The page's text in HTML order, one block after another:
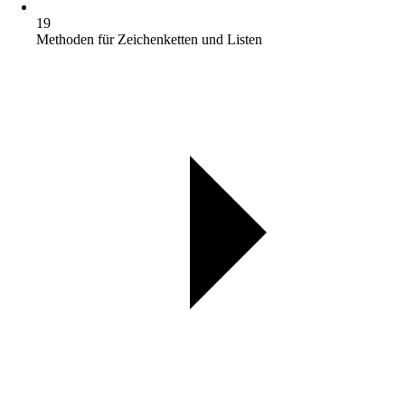
19
Methoden für Zeichenketten und Listen